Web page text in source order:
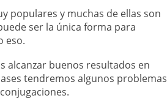
populares y muchas de ellas son
ser la única forma para
eso.
alcanzar buenos resultados en
tendremos algunos problemas